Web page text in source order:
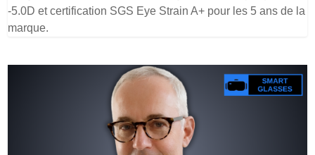
-5.0D et certification SGS Eye Strain A+ pour les 5 ans de la
marque.